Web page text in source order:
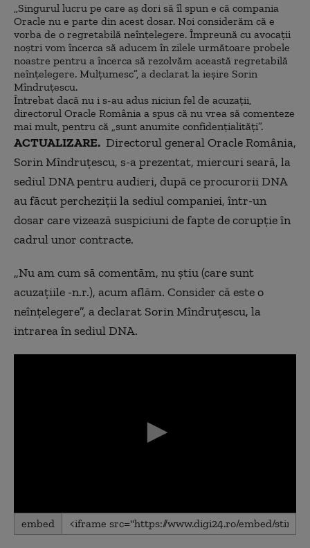
„Singurul lucru pe care aș dori să îl spun e că compania
Oracle nu e parte din acest dosar. Noi considerăm că e
vorba de o regretabilă neînțelegere. Împreună cu avocații
noștri vom încerca să aducem în zilele următoare probele
noastre pentru a încerca să rezolvăm această regretabilă
neînțelegere. Mulțumesc”, a declarat la ieșire Sorin
Mîndruțescu.
Întrebat dacă nu i s-au adus niciun fel de acuzații,
directorul Oracle România a spus că nu vrea să comenteze
mai mult, pentru că „sunt anumite confidențialități”.
ACTUALIZARE. Directorul general Oracle România,
Sorin Mîndruțescu, s-a prezentat, miercuri seară, la
sediul DNA pentru audieri, după ce procurorii DNA
au făcut percheziții la sediul companiei, într-un
dosar care vizează suspiciuni de fapte de corupție în
cadrul unor contracte.
„Nu am cum să comentăm, nu știu (care sunt
acuzațiile -n.r.), acum aflăm. Consider că este o
neînțelegere”, a declarat Sorin Mîndruțescu, la
intrarea în sediul DNA.
0
seconds
embed